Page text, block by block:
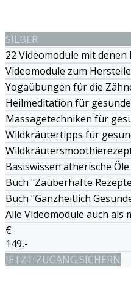
SILBER
22 Videomodule mit
Videomodule zum
Yogaübungen für die
Heilmeditation für
Massagetechniken für
Wildkräutertipps für
Basiswissen ätherische
Buch "Zauberhafte
Buch "Ganzheitlich
Alle Videomodule auch als
€
149,-
JETZT ZUGANG SICHERN